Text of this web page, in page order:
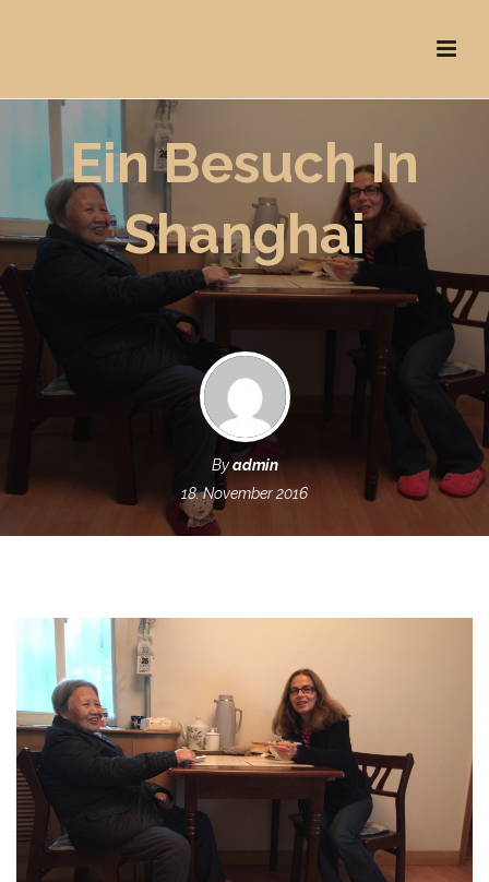
Ein Besuch In
Shanghai
Byadmin
18. November 2016